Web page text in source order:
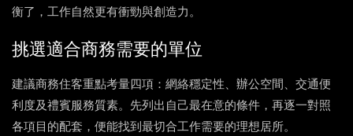
衡了，工作自然更有衝勁與創造力。
挑選適合商務需要的單位
建議商務住客重點考量四項：網絡穩定性、辦公空間、交通便
利度及禮賓服務質素。先列出自己最在意的條件，再逐一對照
各項目的配套，便能找到最切合工作需要的理想居所。